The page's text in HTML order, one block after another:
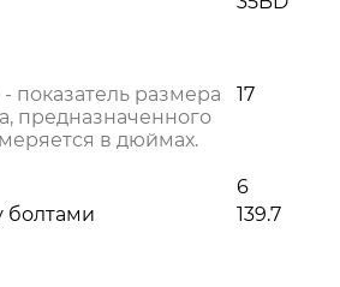
показатель размера
предназначенного
в дюймах.
17
6
болтами
139.7